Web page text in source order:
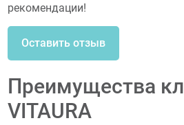
рекомендации!
Оставить отзыв
Преимущества
VITAURA